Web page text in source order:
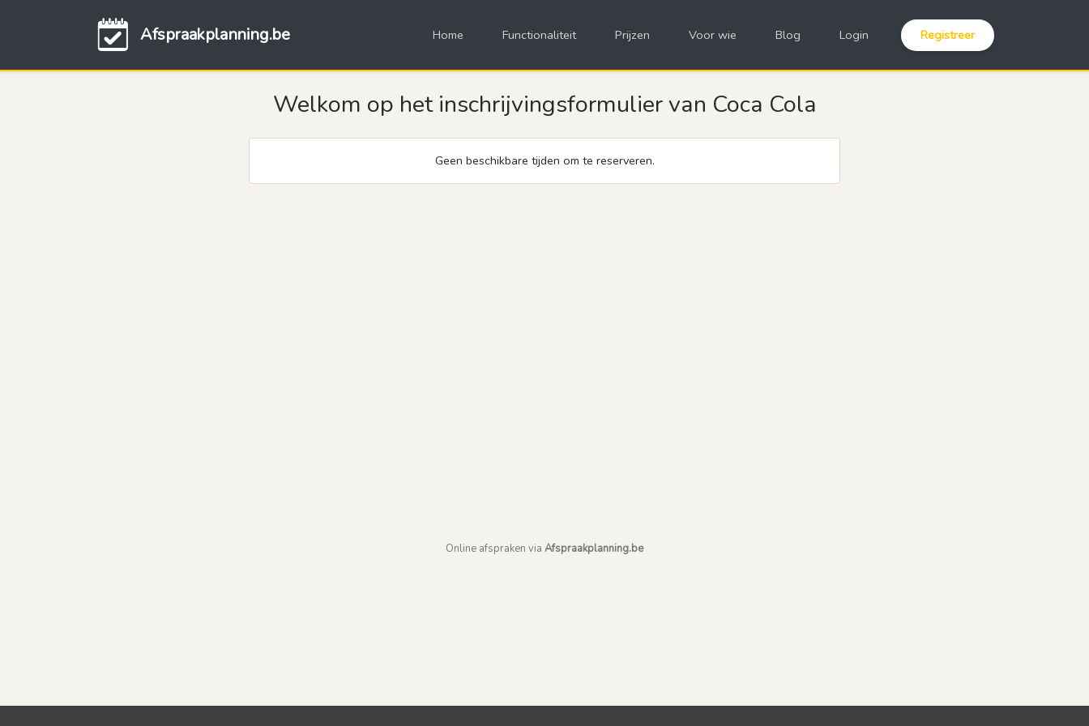
Afspraakplanning.be Home Functionaliteit Prijzen Voor wie Blog Login Registreer
Welkom op het inschrijvingsformulier van Coca Cola
Geen beschikbare tijden om te reserveren.
Online afspraken via Afspraakplanning.be